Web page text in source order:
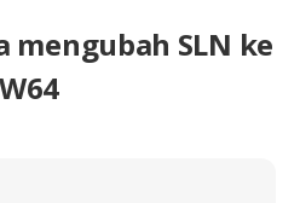
mengubah SLN ke
W64